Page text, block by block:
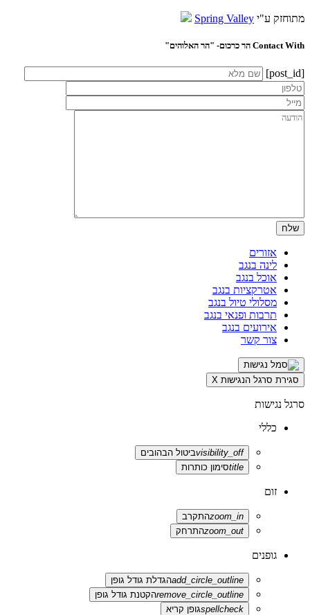
מתוחזק ע"י Spring Valley
Contact With הר כרכום- "הר האלוהים"
[post_id]
אזורים
לינה בנגב
אוכל בנגב
אטרקציות בנגב
מסלולי טיול בנגב
תרבות ופנאי בנגב
אירועים בנגב
צור קשר
סגירת סרגל הנגישות X
סרגל נגישות
כללי
visibility_offביטול הבהובים
titleסימון כותרות
זום
zoom_inהתקרב
zoom_outהתרחק
גופנים
add_circle_outlineהגדלת גודל גופן
remove_circle_outlineהקטנת גודל גופן
spellcheckגופן קריא